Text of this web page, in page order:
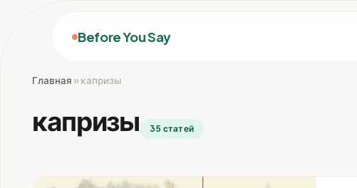
Before You Say
Главная » капризы
капризы 35 статей